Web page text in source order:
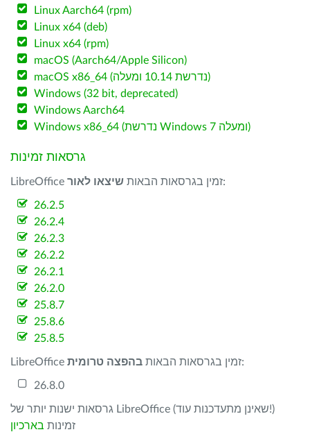
Linux Aarch64 (rpm)
Linux x64 (deb)
Linux x64 (rpm)
macOS (Aarch64/Apple Silicon)
macOS x86_64 (נדרשת 10.14 ומעלה)
Windows (32 bit, deprecated)
Windows Aarch64
Windows x86_64 (נדרשת Windows 7 ומעלה)
גרסאות זמינות
LibreOffice זמין בגרסאות הבאות שיצאו לאור :
26.2.5
26.2.4
26.2.3
26.2.2
26.2.1
26.2.0
25.8.7
25.8.6
25.8.5
LibreOffice זמין בגרסאות הבאות בהפצה טרומית :
26.8.0
גרסאות ישנות יותר של LibreOffice (שאינן מתעדכנות עוד!)
זמינות בארכיון